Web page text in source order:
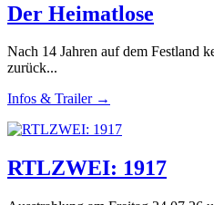
Der Heimatlose
Nach 14 Jahren auf dem Festland
zurück...
Infos & Trailer →
RTLZWEI: 1917